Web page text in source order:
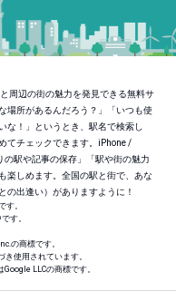
周辺の街の魅力を発見できる無料サ
場所があるんだろう？」「いつも使
な！」というとき、駅名で検索し
てチェックできます。iPhone /
駅や記事の保存」「駅や街の魅力
楽しめます。全国の駅と街で、あな
の出逢い）がありますように！
す。
す。
の商標です。
き使用されています。
LLCの商標です。